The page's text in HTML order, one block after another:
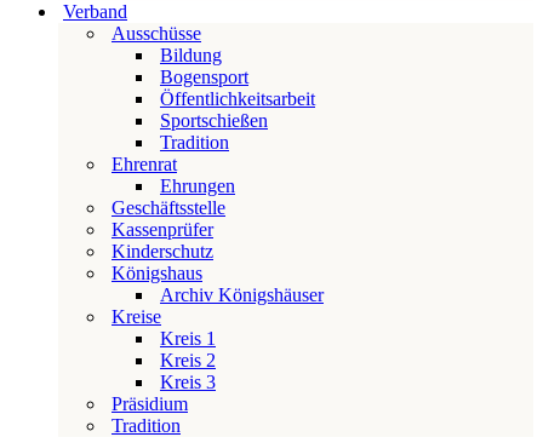
Verband
Ausschüsse
Bildung
Bogensport
Öffentlichkeitsarbeit
Sportschießen
Tradition
Ehrenrat
Ehrungen
Geschäftsstelle
Kassenprüfer
Kinderschutz
Königshaus
Archiv Königshäuser
Kreise
Kreis 1
Kreis 2
Kreis 3
Präsidium
Tradition